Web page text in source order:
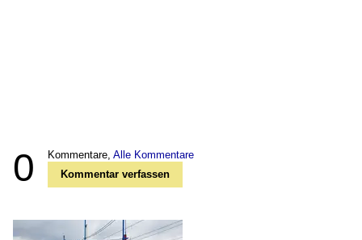
0 Kommentare, Alle Kommentare
Kommentar verfassen